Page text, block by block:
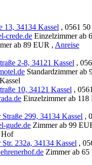
13, 34134 Kassel , 0561
crede.de Einzelzimmer ab
ab 89 EUR , Anreise
2-8, 34121 Kassel ,
Standardzimmer ab
10, 34121 Kassel ,
Einzelzimmer ab 118
299, 34134 Kassel ,
gude.de Zimmer ab 99
Hof
232a, 34134 Kassel ,
Zimmer ab 65